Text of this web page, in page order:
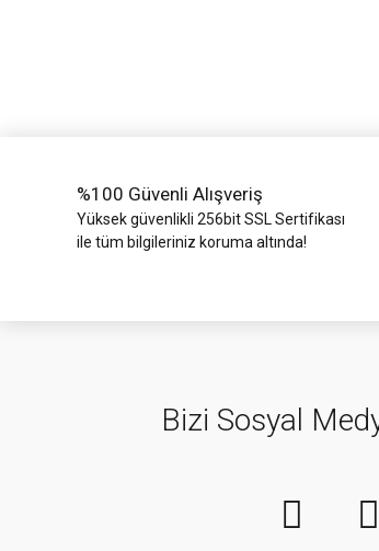
%100 Güvenli Alışveriş
Yüksek güvenlikli 256bit SSL Sertifikası
ile tüm bilgileriniz koruma altında!
Bizi Sosyal